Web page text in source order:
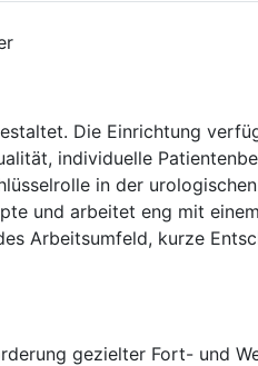
Die Einrichtung
individuelle
in der
und arbeitet eng mit
Arbeitsumfeld, kurze
gezielter Fort- und